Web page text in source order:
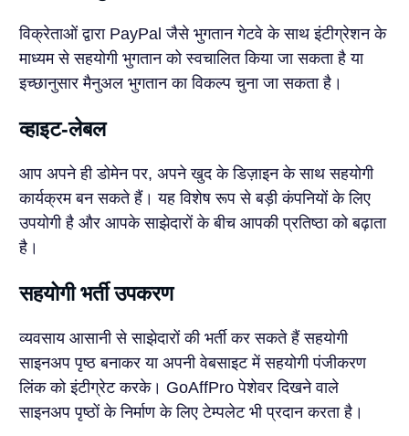
विक्रेताओं द्वारा PayPal जैसे भुगतान गेटवे के साथ इंटीग्रेशन के
माध्यम से सहयोगी भुगतान को स्वचालित किया जा सकता है या
इच्छानुसार मैनुअल भुगतान का विकल्प चुना जा सकता है।
व्हाइट-लेबल
आप अपने ही डोमेन पर, अपने खुद के डिज़ाइन के साथ सहयोगी
कार्यक्रम बन सकते हैं। यह विशेष रूप से बड़ी कंपनियों के लिए
उपयोगी है और आपके साझेदारों के बीच आपकी प्रतिष्ठा को बढ़ाता
है।
सहयोगी भर्ती उपकरण
व्यवसाय आसानी से साझेदारों की भर्ती कर सकते हैं सहयोगी
साइनअप पृष्ठ बनाकर या अपनी वेबसाइट में सहयोगी पंजीकरण
लिंक को इंटीग्रेट करके। GoAffPro पेशेवर दिखने वाले
साइनअप पृष्ठों के निर्माण के लिए टेम्पलेट भी प्रदान करता है।